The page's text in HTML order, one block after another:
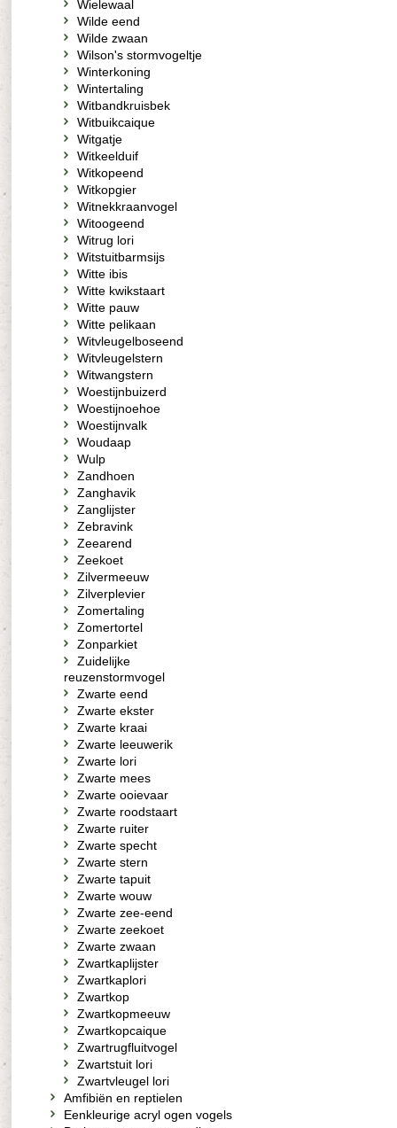
Wielewaal
Wilde eend
Wilde zwaan
Wilson's stormvogeltje
Winterkoning
Wintertaling
Witbandkruisbek
Witbuikcaique
Witgatje
Witkeelduif
Witkopeend
Witkopgier
Witnekkraanvogel
Witoogeend
Witrug lori
Witstuitbarmsijs
Witte ibis
Witte kwikstaart
Witte pauw
Witte pelikaan
Witvleugelboseend
Witvleugelstern
Witwangstern
Woestijnbuizerd
Woestijnoehoe
Woestijnvalk
Woudaap
Wulp
Zandhoen
Zanghavik
Zanglijster
Zebravink
Zeearend
Zeekoet
Zilvermeeuw
Zilverplevier
Zomertaling
Zomertortel
Zonparkiet
Zuidelijke
reuzenstormvogel
Zwarte eend
Zwarte ekster
Zwarte kraai
Zwarte leeuwerik
Zwarte lori
Zwarte mees
Zwarte ooievaar
Zwarte roodstaart
Zwarte ruiter
Zwarte specht
Zwarte stern
Zwarte tapuit
Zwarte wouw
Zwarte zee-eend
Zwarte zeekoet
Zwarte zwaan
Zwartkaplijster
Zwartkaplori
Zwartkop
Zwartkopmeeuw
Zwartkopcaique
Zwartrugfluitvogel
Zwartstuit lori
Zwartvleugel lori
Amfibiën en reptielen
Eenkleurige acryl ogen vogels